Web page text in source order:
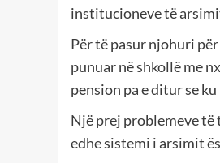
institucioneve të
Për të pasur njohuri
punuar në shkollë me
pension pa e ditur se
Një prej problemeve
edhe sistemi i arsimit